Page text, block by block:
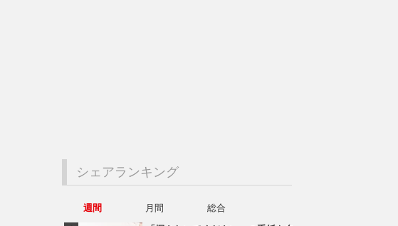
シェアランキング
週間 月間
総合